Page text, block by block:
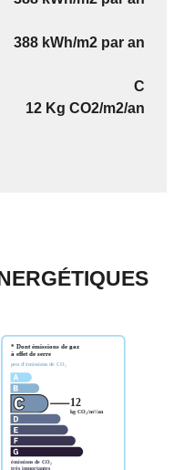
388 kWh/m2 par an
C
12 Kg CO2/m2/an